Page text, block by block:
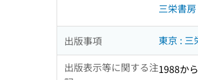
三栄書房
出版事項
東京 : 三
出版表示等に関する注1988か